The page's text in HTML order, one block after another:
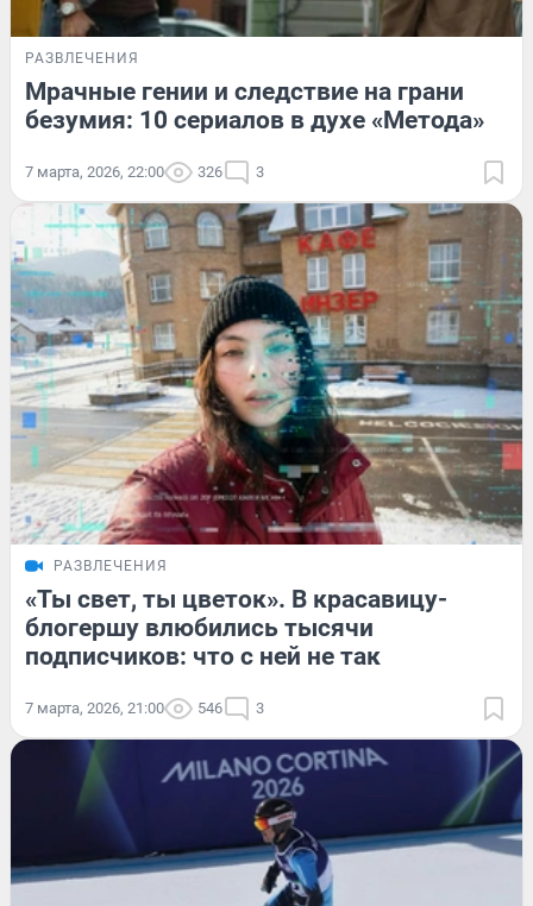
РАЗВЛЕЧЕНИЯ
Мрачные гении и следствие на грани
безумия: 10 сериалов в духе «Метода»
7 марта, 2026, 22:00 326 3
РАЗВЛЕЧЕНИЯ
«Ты свет, ты цветок». В красавицу-
блогершу влюбились тысячи
подписчиков: что с ней не так
7 марта, 2026, 21:00 546 3